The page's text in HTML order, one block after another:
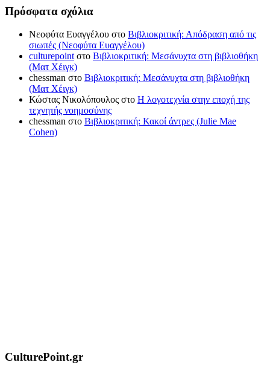
Πρόσφατα σχόλια
Νεοφύτα Ευαγγέλου στο Βιβλιοκριτική: Απόδραση από τις
σιωπές (Νεοφύτα Ευαγγέλου)
culturepointστο Βιβλιοκριτική: Μεσάνυχτα στη βιβλιοθήκη
(Ματ Χέιγκ)
chessman στο Βιβλιοκριτική: Μεσάνυχτα στη βιβλιοθήκη
(Ματ Χέιγκ)
Κώστας Νικολόπουλος στο Η λογοτεχνία στην εποχή της
τεχνητής νοημοσύνης
chessman στο Βιβλιοκριτική: Κακοί άντρες (Julie Mae
Cohen)
CulturePoint.gr